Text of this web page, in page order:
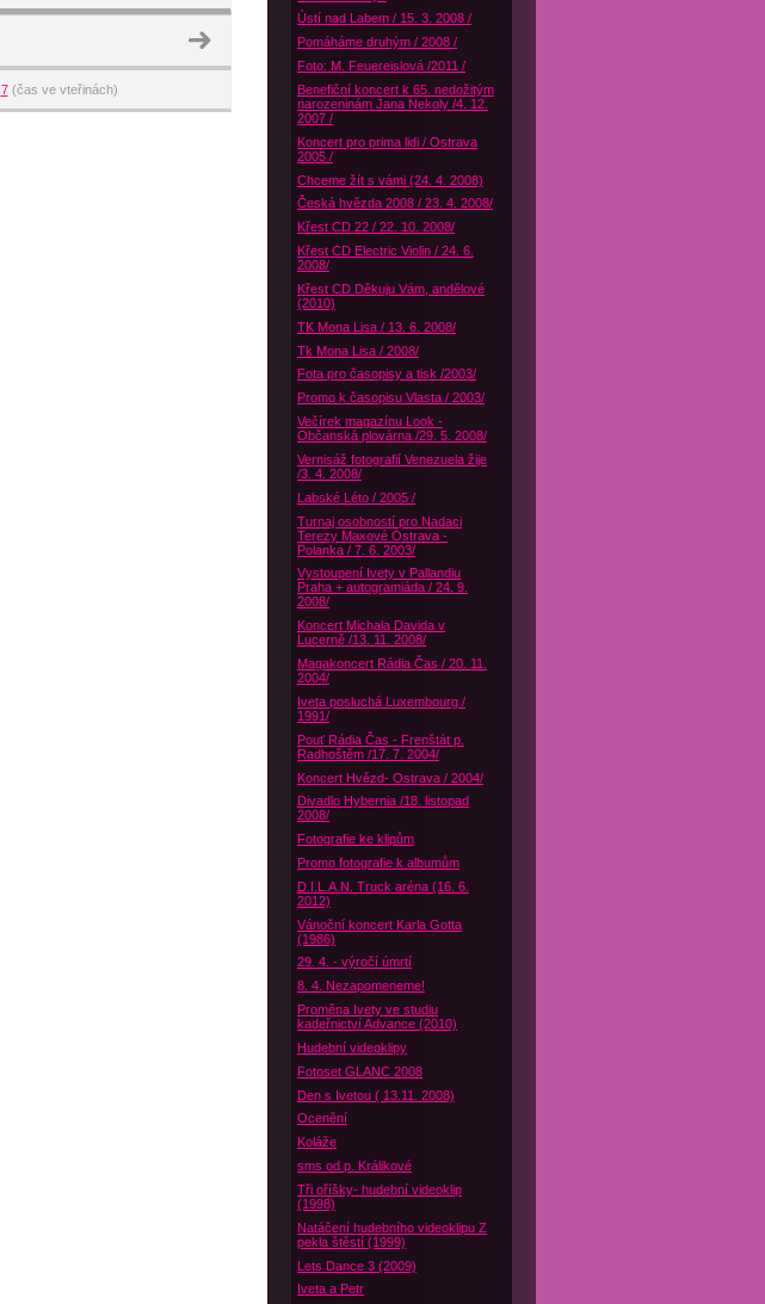
7(čas ve vteřinách)
Ústí nad Labem / 15. 3. 2008 /
Pomáháme druhým / 2008 /
Foto: M. Feuereislová /2011 /
Benefiční koncert k 65. nedožitým
narozeninám Jana Nekoly /4. 12.
2007 /
Koncert pro prima lidi / Ostrava
2005 /
Chceme žít s vámi (24. 4. 2008)
Česká hvězda 2008 / 23. 4. 2008/
Křest CD 22 / 22. 10. 2008/
Křest CD Electric Violin / 24. 6.
2008/
Křest CD Děkuju Vám, andělové
(2010)
TK Mona Lisa / 13. 6. 2008/
Tk Mona Lisa / 2008/
Fota pro časopisy a tisk /2003/
Promo k časopisu Vlasta / 2003/
Večírek magazínu Look -
Občanská plovárna /29. 5. 2008/
Vernisáž fotografií Venezuela žije
/3. 4. 2008/
Labské Léto / 2005 /
Turnaj osobností pro Nadaci
Terezy Maxové Ostrava -
Polanka / 7. 6. 2003/
Vystoupení Ivety v Pallandiu
Praha + autogramiáda / 24. 9.
2008/
Koncert Michala Davida v
Lucerně /13. 11. 2008/
Magakoncert Rádia Čas / 20. 11.
2004/
Iveta posluchá Luxembourg /
1991/
Pouť Rádia Čas - Frenštát p.
Radhoštěm /17. 7. 2004/
Koncert Hvězd- Ostrava / 2004/
Divadlo Hybernia /18. listopad
2008/
Fotografie ke klipům
Promo fotografie k albumům
D.I.L.A.N. Truck aréna (16. 6.
2012)
Vánoční koncert Karla Gotta
(1986)
29. 4. - výročí úmrtí
8. 4. Nezapomeneme!
Proměna Ivety ve studiu
kadeřnictví Advance (2010)
Hudební videoklipy
Fotoset GLANC 2008
Den s Ivetou ( 13.11. 2008)
Ocenění
Koláže
sms od p. Králikové
Tři oříšky- hudební videoklip
(1998)
Natáčení hudebního videoklipu Z
pekla štěstí (1999)
Lets Dance 3 (2009)
Iveta a Petr